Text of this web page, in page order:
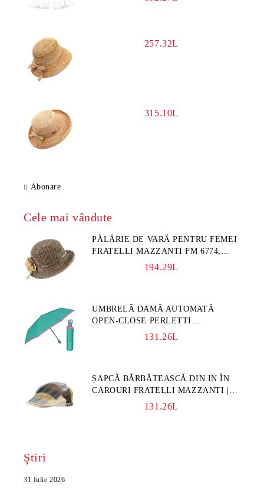
257.32L
315.10L
Abonare
Cele mai vândute
PĂLĂRIE DE VARĂ PENTRU FEMEI
FRATELLI MAZZANTI FM 6774,
NATURAL/FLORI GALBENE
194.29L
UMBRELĂ DAMĂ AUTOMATĂ
OPEN-CLOSE PERLETTI
TECHNOLOGY 21808, TURCOAZ
131.26L
ȘAPCĂ BĂRBĂTEASCĂ DIN IN ÎN
CAROURI FRATELLI MAZZANTI |
CAROURI ALBASTRU-VERDE
131.26L
Ştiri
31 Iulie 2026